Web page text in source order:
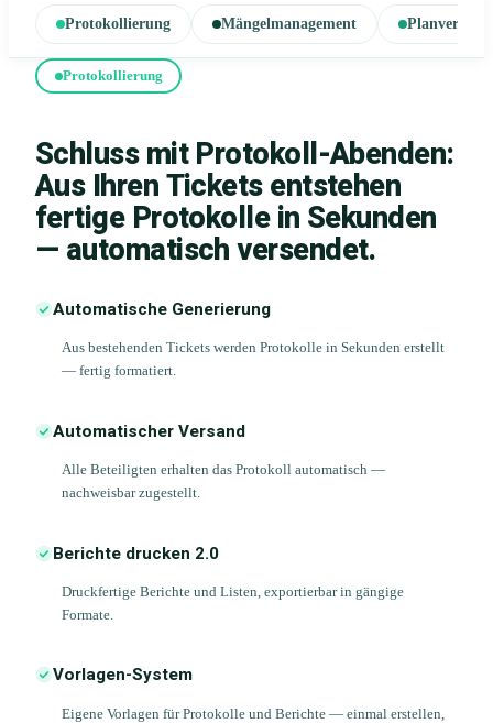
Protokollierung Mängelmanagement
Protokollierung
Schluss mit Protokoll-Abenden:
Aus Ihren Tickets entstehen
fertige Protokolle in Sekunden
— automatisch versendet.
Automatische Generierung
Aus bestehenden Tickets werden Protokolle in Sekunden erstellt
— fertig formatiert.
Automatischer Versand
Alle Beteiligten erhalten das Protokoll automatisch —
nachweisbar zugestellt.
Berichte drucken 2.0
Druckfertige Berichte und Listen, exportierbar in gängige
Formate.
Vorlagen-System
Eigene Vorlagen für Protokolle und Berichte — einmal erstellen,